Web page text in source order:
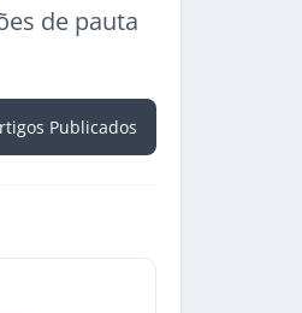
de pauta
Publicados